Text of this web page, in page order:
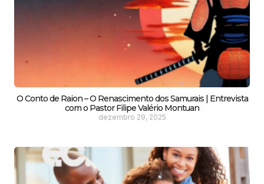
O Conto de Raion – O Renascimento dos Samurais | Entrevista
com o Pastor Filipe Valério Montuan
dezembro 29, 2025